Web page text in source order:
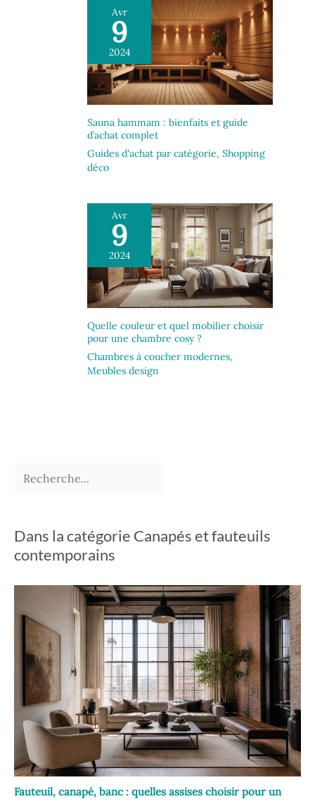
Avr
9
2024
Sauna hammam : bienfaits et guide
d’achat complet
Guides d'achat par catégorie, Shopping
déco
Avr
9
2024
Quelle couleur et quel mobilier choisir
pour une chambre cosy ?
Chambres à coucher modernes,
Meubles design
Dans la catégorie Canapés et fauteuils
contemporains
Fauteuil, canapé, banc : quelles assises choisir pour un